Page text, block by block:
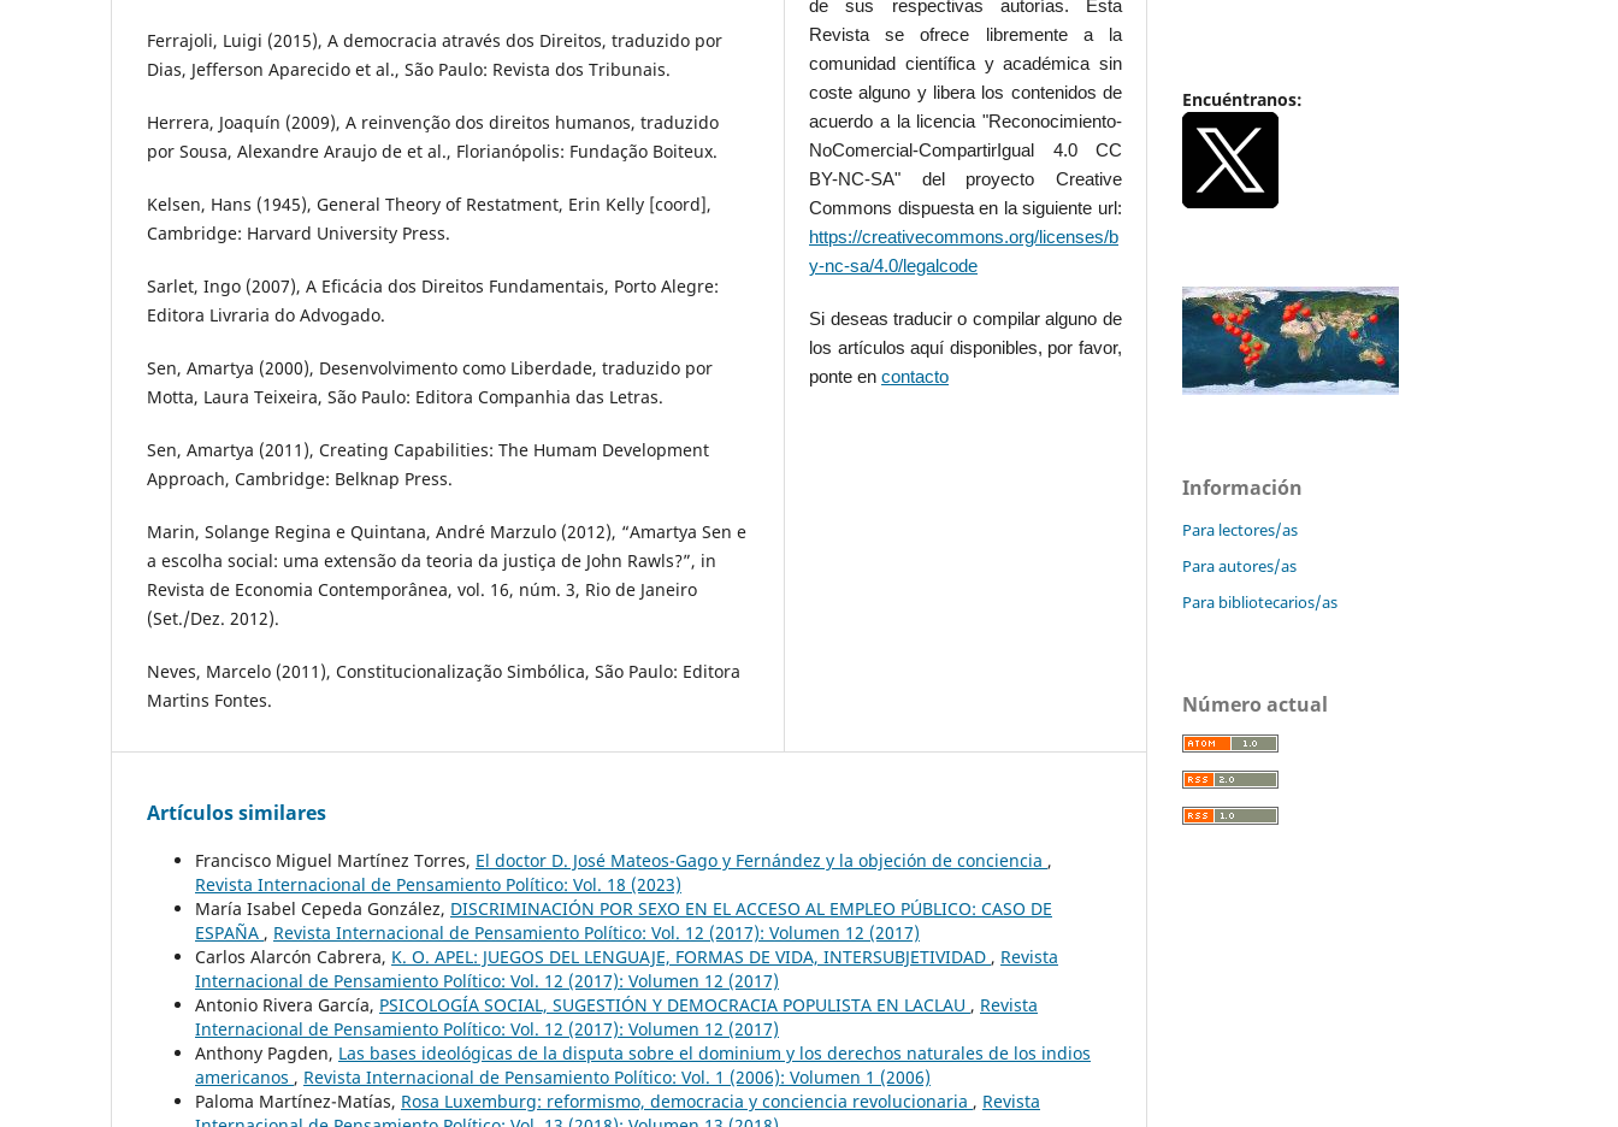
Ferrajoli, Luigi (2015), A democracia através dos Direitos, traduzido por
Dias, Jefferson Aparecido et al., São Paulo: Revista dos Tribunais.
Herrera, Joaquín (2009), A reinvenção dos direitos humanos, traduzido
por Sousa, Alexandre Araujo de et al., Florianópolis: Fundação Boiteux.
Kelsen, Hans (1945), General Theory of Restatment, Erin Kelly [coord],
Cambridge: Harvard University Press.
Sarlet, Ingo (2007), A Eficácia dos Direitos Fundamentais, Porto Alegre:
Editora Livraria do Advogado.
Sen, Amartya (2000), Desenvolvimento como Liberdade, traduzido por
Motta, Laura Teixeira, São Paulo: Editora Companhia das Letras.
Sen, Amartya (2011), Creating Capabilities: The Humam Development
Approach, Cambridge: Belknap Press.
Marin, Solange Regina e Quintana, André Marzulo (2012), “Amartya Sen e
a escolha social: uma extensão da teoria da justiça de John Rawls?”, in
Revista de Economia Contemporânea, vol. 16, núm. 3, Rio de Janeiro
(Set./Dez. 2012).
Neves, Marcelo (2011), Constitucionalização Simbólica, São Paulo: Editora
Martins Fontes.
de sus respectivas autorías. Esta
Revista se ofrece libremente a la
comunidad científica y académica sin
coste alguno y libera los contenidos de
acuerdo a la licencia "Reconocimiento-
NoComercial-CompartirIgual 4.0 CC
BY-NC-SA" del proyecto Creative
Commons dispuesta en la siguiente url:
https://creativecommons.org/licenses/b
y-nc-sa/4.0/legalcode
Si deseas traducir o compilar alguno de
los artículos aquí disponibles, por favor,
ponte encontacto
Artículos similares
Francisco Miguel Martínez Torres, El doctor D. José Mateos-Gago y Fernández y la objeción de conciencia ,
Revista Internacional de Pensamiento Político: Vol. 18 (2023)
María Isabel Cepeda González, DISCRIMINACIÓN POR SEXO EN EL ACCESO AL EMPLEO PÚBLICO: CASO DE
ESPAÑA , Revista Internacional de Pensamiento Político: Vol. 12 (2017): Volumen 12 (2017)
Carlos Alarcón Cabrera, K. O. APEL: JUEGOS DEL LENGUAJE, FORMAS DE VIDA, INTERSUBJETIVIDAD , Revista
Internacional de Pensamiento Político: Vol. 12 (2017): Volumen 12 (2017)
Antonio Rivera García, PSICOLOGÍA SOCIAL, SUGESTIÓN Y DEMOCRACIA POPULISTA EN LACLAU , Revista
Internacional de Pensamiento Político: Vol. 12 (2017): Volumen 12 (2017)
Anthony Pagden, Las bases ideológicas de la disputa sobre el dominium y los derechos naturales de los indios
americanos , Revista Internacional de Pensamiento Político: Vol. 1 (2006): Volumen 1 (2006)
Paloma Martínez-Matías, Rosa Luxemburg: reformismo, democracia y conciencia revolucionaria , Revista
Encuéntranos:
Información
Para lectores/as
Para autores/as
Para bibliotecarios/as
Número actual